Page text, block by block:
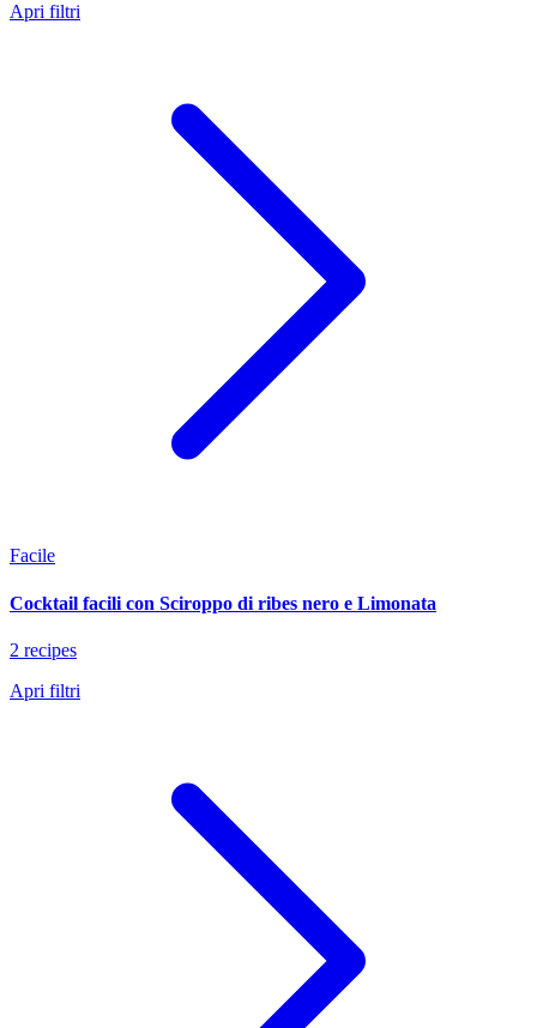
Apri filtri
Facile
Cocktail facili con Sciroppo di ribes nero e Limonata
2 recipes
Apri filtri